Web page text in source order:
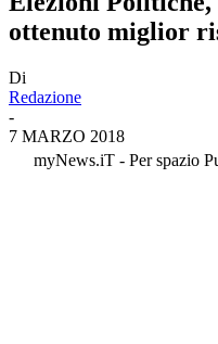
ottenuto miglior
Di
Redazione
-
7 MARZO 2018
myNews.iT - Per spazio